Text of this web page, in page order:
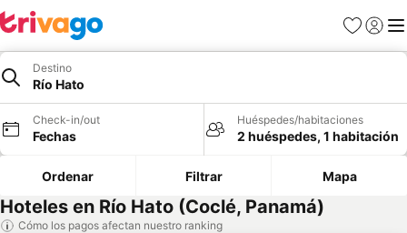
Favoritos
Iniciar
Destino
Río Hato
Check-in/out
Fechas
Huéspedes/habitaciones
2 huéspedes, 1 habitación
Ordenar Filtrar Mapa
Hoteles en Río Hato (Coclé, Panamá)
Cómo los pagos afectan nuestro ranking